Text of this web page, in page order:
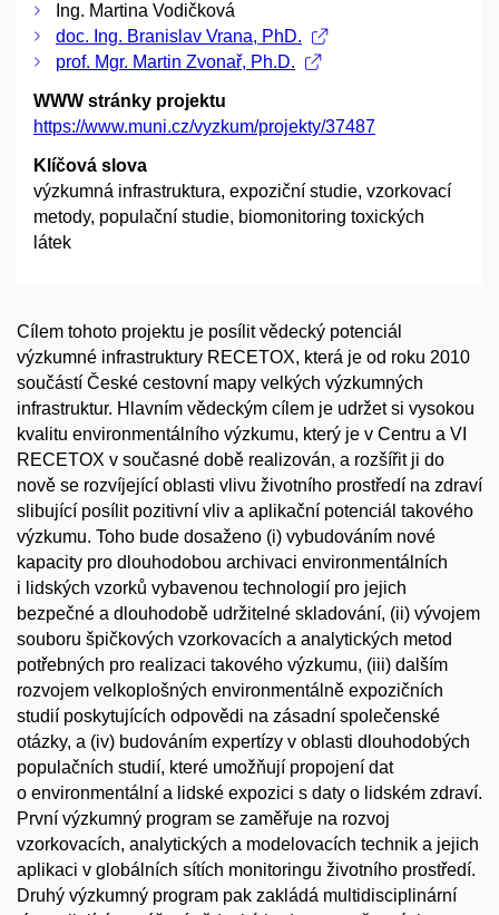
Ing. Martina Vodičková
doc. Ing. Branislav Vrana, PhD.
prof. Mgr. Martin Zvonař, Ph.D.
WWW stránky projektu
https://www.muni.cz/vyzkum/projekty/37487
Klíčová slova
výzkumná infrastruktura, expoziční studie, vzorkovací
metody, populační studie, biomonitoring toxických
látek
Cílem tohoto projektu je posílit vědecký potenciál
výzkumné infrastruktury RECETOX, která je od roku 2010
součástí České cestovní mapy velkých výzkumných
infrastruktur. Hlavním vědeckým cílem je udržet si vysokou
kvalitu environmentálního výzkumu, který je v Centru a VI
RECETOX v současné době realizován, a rozšířit ji do
nově se rozvíjející oblasti vlivu životního prostředí na zdraví
slibující posílit pozitivní vliv a aplikační potenciál takového
výzkumu. Toho bude dosaženo (i) vybudováním nové
kapacity pro dlouhodobou archivaci environmentálních
i lidských vzorků vybavenou technologií pro jejich
bezpečné a dlouhodobě udržitelné skladování, (ii) vývojem
souboru špičkových vzorkovacích a analytických metod
potřebných pro realizaci takového výzkumu, (iii) dalším
rozvojem velkoplošných environmentálně expozičních
studií poskytujících odpovědi na zásadní společenské
otázky, a (iv) budováním expertízy v oblasti dlouhodobých
populačních studií, které umožňují propojení dat
o environmentální a lidské expozici s daty o lidském zdraví.
První výzkumný program se zaměřuje na rozvoj
vzorkovacích, analytických a modelovacích technik a jejich
aplikaci v globálních sítích monitoringu životního prostředí.
Druhý výzkumný program pak zakládá multidisciplinární